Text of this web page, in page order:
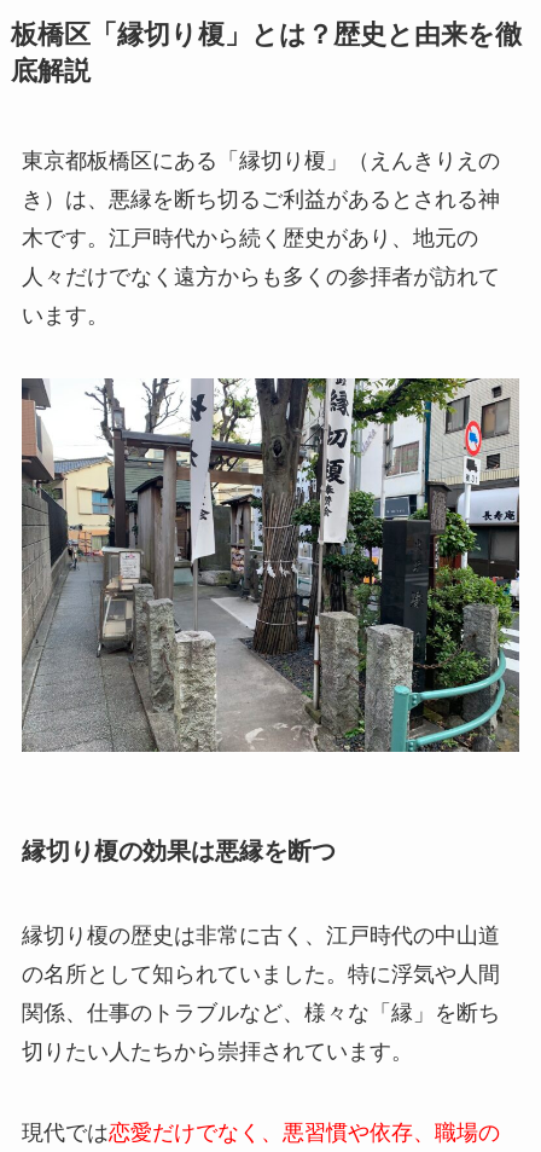
板橋区「縁切り榎」とは？歴史と由来を徹
底解説
東京都板橋区にある「縁切り榎」（えんきりえの
き）は、悪縁を断ち切るご利益があるとされる神
木です。江戸時代から続く歴史があり、地元の
人々だけでなく遠方からも多くの参拝者が訪れて
います。
縁切り榎の効果は悪縁を断つ
縁切り榎の歴史は非常に古く、江戸時代の中山道
の名所として知られていました。特に浮気や人間
関係、仕事のトラブルなど、様々な「縁」を断ち
切りたい人たちから崇拝されています。
現代では恋愛だけでなく、悪習慣や依存、職場の